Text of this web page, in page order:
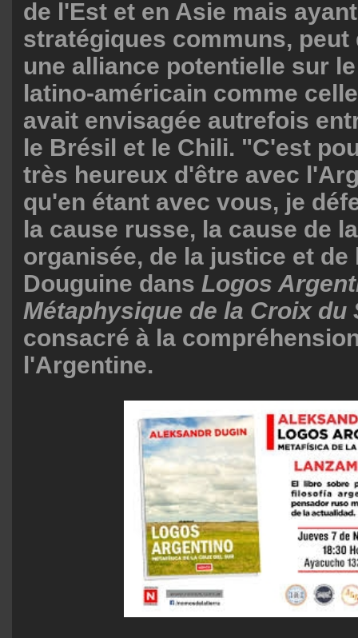
de l'Est et en Asie mais
stratégiques communs, peut
une alliance potentielle sur
latino-américain comme
avait envisagée autrefois
le Brésil et le Chili. "C'est
très heureux d'être avec
qu'en étant avec vous, je
la cause russe, la cause de
organisée, de la justice et
Douguine dans Logos
Métaphysique de la Croix du
consacré à la
l'Argentine.